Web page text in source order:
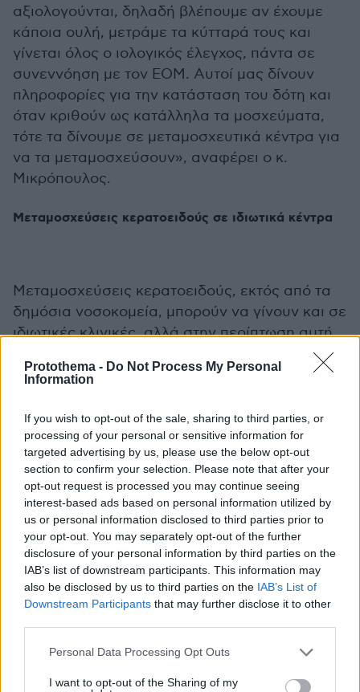
Protothema - Do Not Process My Personal
Information
If you wish to opt-out of the sale, sharing to third parties, or
processing of your personal or sensitive information for
targeted advertising by us, please use the below opt-out
section to confirm your selection. Please note that after your
opt-out request is processed you may continue seeing
interest-based ads based on personal information utilized by
us or personal information disclosed to third parties prior to
your opt-out. You may separately opt-out of the further
disclosure of your personal information by third parties on the
IAB’s list of downstream participants. This information may
also be disclosed by us to third parties on the IAB’s List of
Downstream Participants that may further disclose it to other
Please note that this website/app uses one or more Google
not limited to your visit or usage behaviour. You may click to
Personal Data Processing Opt Outs
I want to opt-out of the Sharing of my
αξιολογούνται, δηλαδή βλέπουμε αν έχουμε
κάποια ουλή, μετράμε τα κύτταρά τους και
γίνεται όλος ο ιολογικός έλεγχος, πάντα σε
συνεννόηση με τον ΕΟΜ. Αυτοί μας δίνουν
πληροφορίες για την κατάσταση του δότη και
όταν κριθούν ως κατάλληλα τα μοσχεύματα,
τότε τα δίνουμε σε μεταμοσχευτικά κέντρα για
να τα μεταμοσχεύσουν», αναφέρει ο κ.
Μικρόπουλος.
Μεταμοσχεύσεις κερατοειδούς σε ιδιωτικά κέντρα
Μεταμοσχεύσεις κερατοειδούς, εκτός από τα
δημόσια νοσοκομεία, μπορούν να γίνουν και σε
ιδιωτικές κλινικές, αλλά στην περίπτωση αυτή
θα πρέπει ο ασθενής να βάλει το χέρι στην
τσέπη. Όπως αναφέρει ο κ. Μικρόπουλος,
πληθώρα μοσχευμάτων και τα διαθέτουν στο
εξωτερικό έναντι ενός ποσού που καλύπτει τα
λειτουργικά τους έξοδα. Ο ενδιαφερόμενος για
μεταμόσχευση θα πρέπει να διαθέσει ένα
ποσό 3.000-4.000 ευρώ για την προμήθεια
ενός μοσχεύματος. Όλα αυτά γίνονται νόμιμα
από πιστοποιημένους οργανισμούς. Τέτοιοι
πιστοποιημένοι οργανισμοί υπάρχουν και στην
Ελλάδα και κάνουν νόμιμα εισαγωγή
κερατοειδών από πιστοποιημένες Τράπεζες
Οφθαλμικών Ιστών του εξωτερικού.
γίνεται χωρίς οικονομική επιβάρυνση για τον